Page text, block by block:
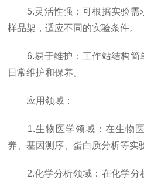
5.灵活性强：可根据实验需
样品架，适应不同的实验条件。
6.易于维护：工作站结构简
日常维护和保养。
应用领域：
1.生物医学领域：在生物医
养、基因测序、蛋白质分析等实
2.化学分析领域：在化学分